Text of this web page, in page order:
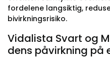
fordelene langsiktig,
bivirkningsrisiko.
Vidalista Svart og
dens påvirkning